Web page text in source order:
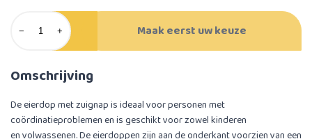
− + Maak eerst uw keuze
Omschrijving
De eierdop met zuignap is ideaal voor personen met
coördinatieproblemen en is geschikt voor zowel kinderen
en volwassenen. De eierdoppen zijn aan de onderkant voorzien van een